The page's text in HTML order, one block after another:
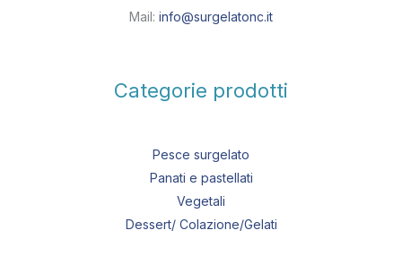
Mail: info@surgelatonc.it
Categorie prodotti
Pesce surgelato
Panati e pastellati
Vegetali
Dessert/ Colazione/Gelati